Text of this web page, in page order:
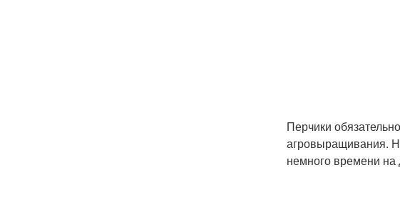
Перчики
агровыращивания.
немного времени на